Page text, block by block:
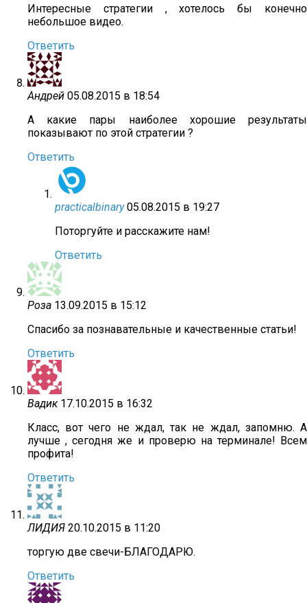
Интересные стратегии , хотелось бы конечно
небольшое видео.
Ответить
Андрей 05.08.2015 в 18:54
А какие пары наиболее хорошие результаты
показывают по этой стратегии ?
Ответить
practicalbinary 05.08.2015 в 19:27
Поторгуйте и расскажите нам!
Ответить
Роза 13.09.2015 в 15:12
Спасибо за познавательные и качественные статьи!
Ответить
Вадик 17.10.2015 в 16:32
Класс, вот чего не ждал, так не ждал, запомню. А
лучше , сегодня же и проверю на терминале! Всем
профита!
Ответить
ЛИДИЯ 20.10.2015 в 11:20
торгую две свечи-БЛАГОДАРЮ.
Ответить